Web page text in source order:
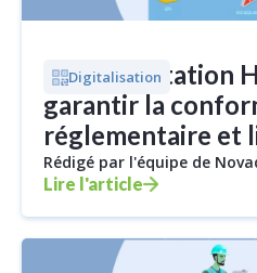
Digitalisation
Réglementation
garantir la
réglementaire et
risques ?
Rédigé par l'équipe de
Lire l'article